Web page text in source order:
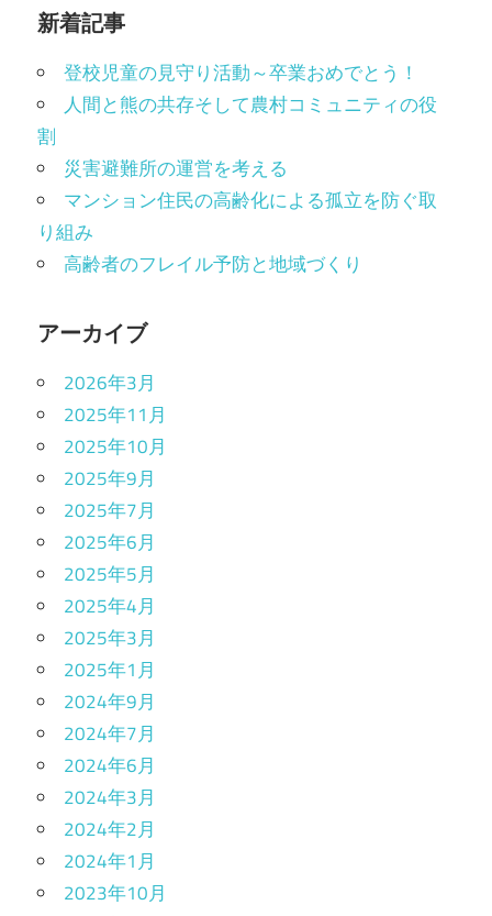
新着記事
登校児童の見守り活動～卒業おめでとう！
人間と熊の共存そして農村コミュニティの役
割
災害避難所の運営を考える
マンション住民の高齢化による孤立を防ぐ取
り組み
高齢者のフレイル予防と地域づくり
アーカイブ
2026年3月
2025年11月
2025年10月
2025年9月
2025年7月
2025年6月
2025年5月
2025年4月
2025年3月
2025年1月
2024年9月
2024年7月
2024年6月
2024年3月
2024年2月
2024年1月
2023年10月